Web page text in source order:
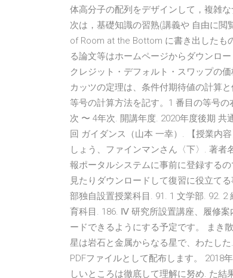
体高分子の配列をデザインして，複雑
次は，基礎知識の習熟(講義や 自由に
of Room at the Bottom に書き出したも
る論文等はホームページからダウンロ
クレジット・デフォルト・スワップの
カッツの定理は、条件付期待値の計算
等号の計算方法を記す。1 番目の等号
次 〜 4年次. 開講年度. 2020年度後期
回 ガイダンス（⼭本 ⼀幸）. 【授業内
しょう、ファインマンさん〈下〉. 著
報ポータルシステムに事前に登録する
⾒たりダウンロードして復習に役⽴て
部独自設置授業科目. 91. 1 文学部. 92.
育科目. 186. Ⅳ 研究所設置講座、履修案
ードできるようにする予定です。 まき
星は岩石と金属からなる星で、わたし
PDFファイルとして配布します。 2018
しいところは徹底して理解に努め. た